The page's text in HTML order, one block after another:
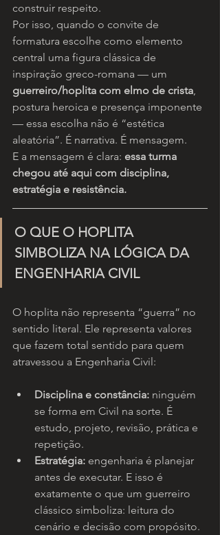
construir respeito.
Por isso, quando o convite de
formatura escolhe como elemento
central uma figura clássica de
inspiração greco-romana — um
guerreiro/hoplita com elmo de crista,
postura heroica e presença imponente
— essa escolha não é “estética
aleatória”. É narrativa. É mensagem.
E a mensagem é clara: essa turma
chegou até aqui com disciplina,
estratégia e resistência.
O QUE O HOPLITA
SIMBOLIZA NA LÓGICA DA
ENGENHARIA CIVIL
O hoplita não representa “guerra” no
sentido literal. Ele representa valores
que fazem total sentido para quem
atravessou a Engenharia Civil:
Disciplina e constância: ninguém
se forma em Civil na sorte. É
estudo, projeto, revisão, prática e
repetição.
Estratégia: engenharia é planejar
antes de executar. E isso é
exatamente o que um guerreiro
clássico simboliza: leitura do
cenário e decisão com propósito.